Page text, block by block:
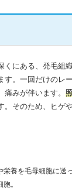
くにある、発毛組
す。一回だけのレ
みが伴います。
。そのため、ヒゲ
養を毛母細胞に送
。